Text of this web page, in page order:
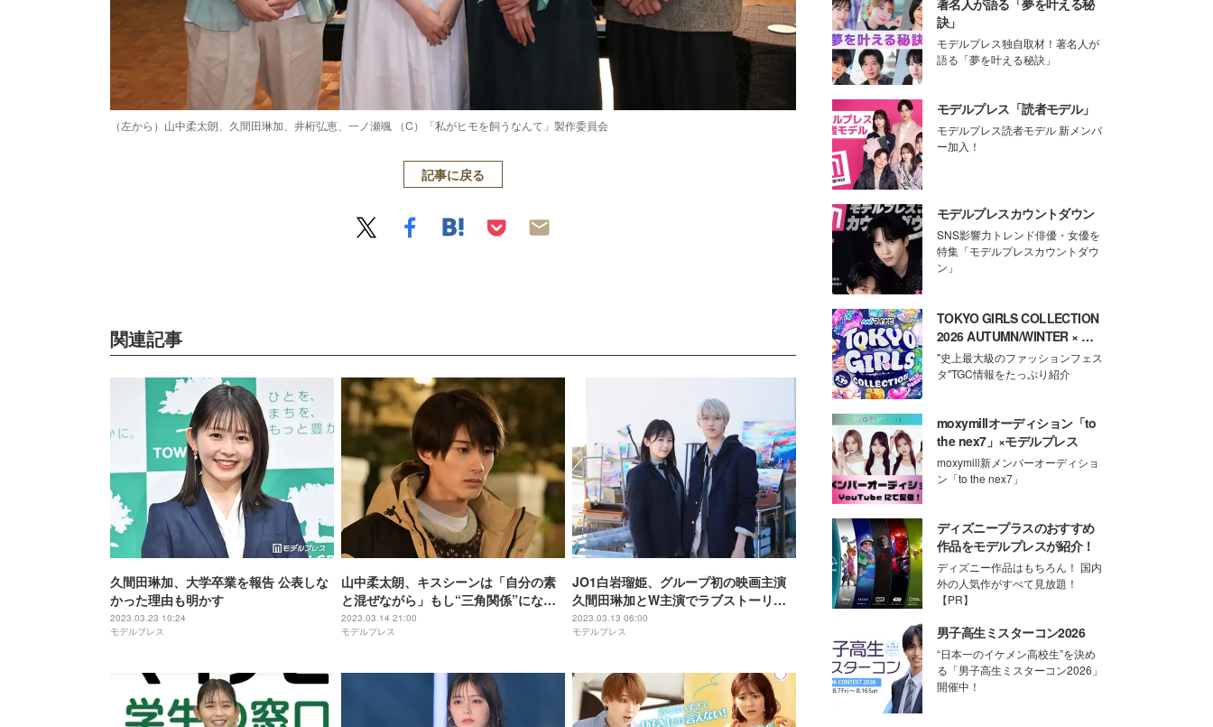
（左から）山中柔太朗、久間田琳加、井桁弘恵、一ノ瀬颯 （C）「私がヒモを飼うなんて」製作委員会
記事に戻る
関連記事
久間田琳加、大学卒業を報告 公表しな
かった理由も明かす
2023.03.23 10:24
モデルプレス
山中柔太朗、キスシーンは「自分の素
と混ぜながら」もし“三角関係”になっ
たらどうする？＜「ブラザー・トラッ
プ」インタビュー＞
2023.03.14 21:00
モデルプレス
JO1白岩瑠姫、グループ初の映画主演
久間田琳加とW主演でラブストーリー
＜夜が明けたら、いちばんに君に会い
にいく＞
2023.03.13 06:00
モデルプレス
著名人が語る「夢を叶える秘
訣」
モデルプレス独自取材！著名人が
語る「夢を叶える秘訣」
モデルプレス「読者モデル」
モデルプレス読者モデル 新メンバ
ー加入！
モデルプレスカウントダウン
SNS影響力トレンド俳優・女優を
特集「モデルプレスカウントダウ
ン」
TOKYO GIRLS COLLECTION
2026 AUTUMN/WINTER × モ
デルプレス
"史上最大級のファッションフェス
タ"TGC情報をたっぷり紹介
moxymillオーディション「to
the nex7」×モデルプレス
moxymill新メンバーオーディショ
ン「to the nex7」
ディズニープラスのおすすめ
作品をモデルプレスが紹介！
ディズニー作品はもちろん！ 国内
外の人気作がすべて見放題！
【PR】
男子高生ミスターコン2026
“日本一のイケメン高校生”を決め
る「男子高生ミスターコン2026」
開催中！